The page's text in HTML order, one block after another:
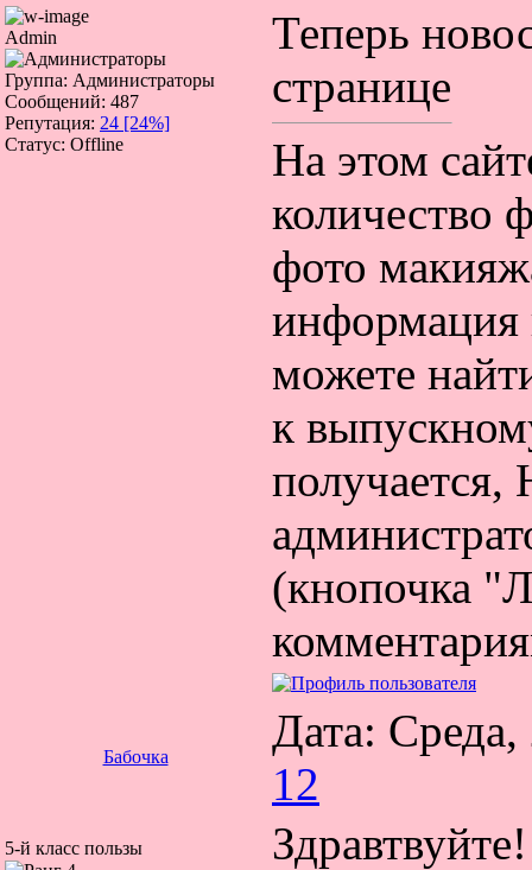
Admin
Группа: Администраторы
Сообщений: 487
Репутация: 24 [24%]
Статус: Offline
Теперь
странице
На этом
количество
фото
информация
можете
к
(кнопочка
Бабочка
Дата:
12
5-й класс пользы